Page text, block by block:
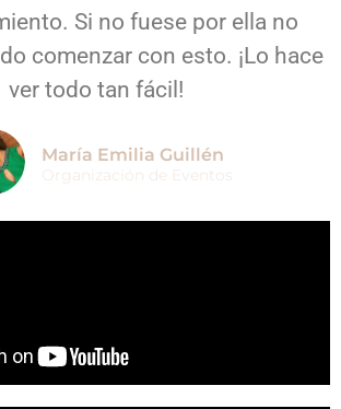
Si no fuese por ella no
comenzar con esto. ¡Lo hace
ver todo tan fácil!
María Emilia Guillén
Organización de Eventos